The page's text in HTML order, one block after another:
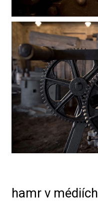
hamr v médiích